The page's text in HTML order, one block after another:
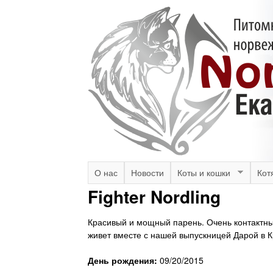
N
o
r
M
a
i
n
e
О нас Новости Коты и кошки
Fighter Nordling
Красивый и мощный парень. Очень
живет вместе с нашей выпускницей Дарой в
День рождения:09/20/2015